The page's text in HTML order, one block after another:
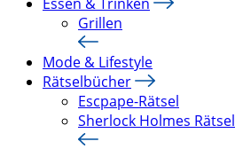
Grillen
Mode & Lifestyle
Rätselbücher
Escpape-Rätsel
Sherlock Holmes Rätsel